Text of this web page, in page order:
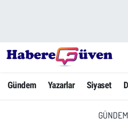
Gündem Yazarlar Siyaset
GÜNDEM
Yazarlar
Dünya
Hava Durumu
Trafik Durumu
Süper Lig Puan Durumu ve